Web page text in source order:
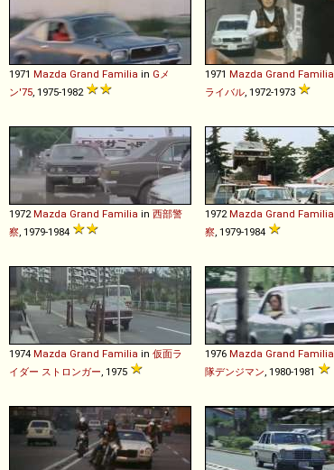
1971 Mazda Grand Familia in Gメ
ン'75 , 1975-1982
1971 Mazda Grand Familia
ライバル , 1972-1973
1972 Mazda Grand Familia in 西部警
察 , 1979-1984
1972 Mazda Grand Familia
察 , 1979-1984
1974 Mazda Grand Familia in 仮面ラ
イダー ストロンガー , 1975
1976 Mazda Grand Familia
隊デンジマン , 1980-1981